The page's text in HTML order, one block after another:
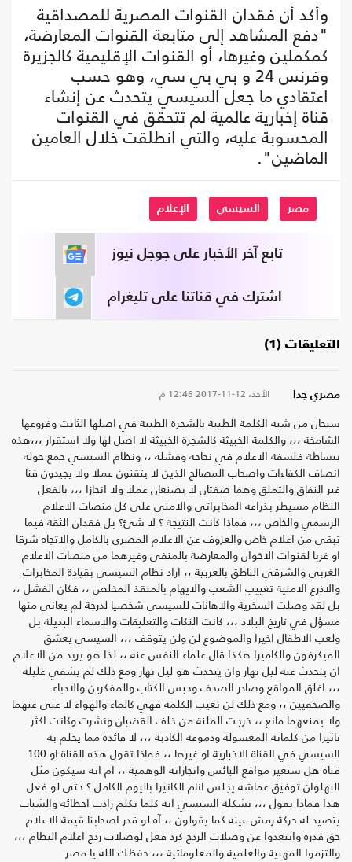
وأكد أن فقدان القنوات المصرية للمصداقية
"دفع المشاهد إلى متابعة القنوات المعارضة،
كمكملين وغيرها، أو القنوات الإقليمية كالجزيرة
وفرنس 24 و بي بي سي، وهو حسب
اعتقادي ما جعل السيسي يتحدث عن إنشاء
قناة إخبارية عالمية لم تتحقق في القنوات
المحسوبة عليه، والتي انطلقت خلال العامين
الماضين".
مصر السيسي الإعلام
تابع آخر الأخبار على جوجل نيوز
اشترك في قناتنا على تليغرام
التعليقات (1)
مصري جدا الأحد، 12-11-2017 12:46 م
سبحان من شبه الكلمة الطيبة بالشجرة الطيبة في اصلها الثابت وفروعها
الشامخة ،،، والكلمة الخبيثة كالشجرة الخبيثة لا اصل لها ولا استقرار ،،،هذه
ببساطة فلسفة الاعلام في نجاحه وفشله ،، ونظام السيسي جمع حوله
انصاف الكفاءات واصحاب المصالح الذين لا يتقنون عملا ولا يجيدون فنا
غير النفاق والتملق وهما صفتان لا يصنعان عملا ولا انجازا ،،، بالفعل
النظام مسيطر بذراعه المخابراتي والامني على كل منصات الاعلام
الرسمي والخاص ،،، فماذا كانت النتيجة ؟ لا شئ؟ بل فقدان الثقة فيما
تبقى من اعلام خاص والعزوف عن الاعلام المصري بالكامل والاتجاه شرقا
او غربا لقنوات الاخوان والمعارضة بالمنفى وغيرهما من منصات الاعلام
الغربي والشرقي الناطق بالعربية ،، اراد نظام السيسي بقيادة المخابرات
والاذرع الامنية تغييب الشعب والايهام بالمنقذ المخلص ،، فكان الفشل ،،
بل لقد وصلت السخرية والاهانات للسيسي شخصيا لدرجة لم يعاني منها
مسؤل في تاريخ البلاد ،،، كانت النكات والتعليقات والاسماء البديلة بل
ولعب الاطفال اخيرا والموضوع لن ولن يتوقف ،،، السيسي يعشق
الميكرفون والكاميرا هكذا قال علماء النفس عنه ،، لذا هو يريد من الاعلام
ان يتحدث عنه ليل نهار وان يتحدث هو ليل نهار ومع ذلك لم يشفي غليله
،،، اغلق المواقع وصادر الصحف وحبس الكتاب والمفكرين والادباء
والصحفيين ،، ومع ذلك لن تغيب الكلمة فهي كالماء والهواء لا غنى عنهما
ولا يمنعهما مانع ،، خرجت الملنة من خلف القضبان ونشرت وكانت اكثر
تاثيرا من كلماته المعسولة ودموعه الكاذبة ،،، لا فائدة مما يحلم به
السيسي في القناة الاخبارية او غيرها ،، فماذا تقول هذه القناة او 100
قناة هل ستغير مواقع البائس وانجازاته الوهمية ،، ام انه سيكون مثل
البهلوان توفيق عماشه يجلس انام الكانيرا باليوم الكامل ؟ حتى لو فعل
هذا فماذا يقول ،،، نشكلة السيسي انه كلما تكلم زادت اخطائه والشباب
يتصيد له حركة رمش عينه كما يقولون ،، آه لو قدر اصحابنا قيمة الاعلام
حق قدره وابتعدوا عن وصلات الردح كرد فعل لوصلات ردح اعلام النظام ،،،
والتزموا المهنية والعلمية والمعلوماتية ،،، حفظك الله يا مصر